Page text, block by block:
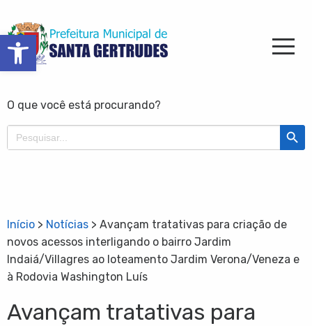
Barra de Ferramentas Aberta
O que você está procurando?
Search
for:
Search
Início > Notícias > Avançam tratativas para criação de
novos acessos interligando o bairro Jardim
Indaiá/Villagres ao loteamento Jardim Verona/Veneza e
à Rodovia Washington Luís
Avançam tratativas para